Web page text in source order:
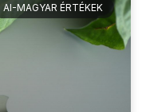
AI-MAGYAR ÉRTÉKEK